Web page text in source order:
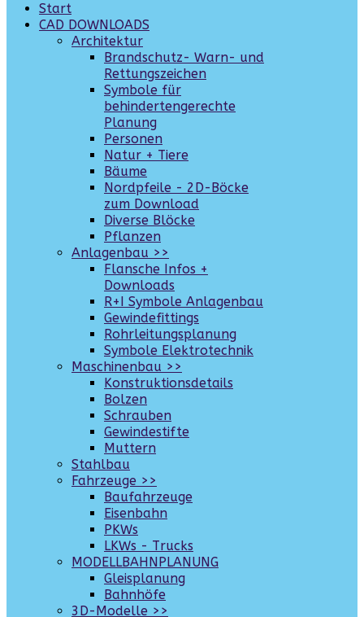
Start
CAD DOWNLOADS
Architektur
Brandschutz- Warn- und
Rettungszeichen
Symbole für
behindertengerechte
Planung
Personen
Natur + Tiere
Bäume
Nordpfeile - 2D-Böcke
zum Download
Diverse Blöcke
Pflanzen
Anlagenbau >>
Flansche Infos +
Downloads
R+I Symbole Anlagenbau
Gewindefittings
Rohrleitungsplanung
Symbole Elektrotechnik
Maschinenbau >>
Konstruktionsdetails
Bolzen
Schrauben
Gewindestifte
Muttern
Stahlbau
Fahrzeuge >>
Baufahrzeuge
Eisenbahn
PKWs
LKWs - Trucks
MODELLBAHNPLANUNG
Gleisplanung
Bahnhöfe
3D-Modelle >>